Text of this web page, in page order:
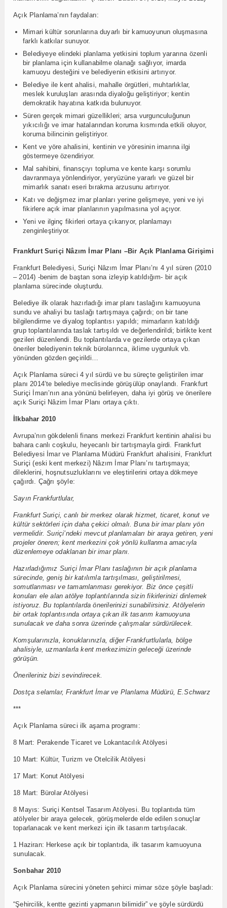
Açık Planlama’nın faydaları:
Mimari kültür sorunlarına duyarlı bir kamuoyunun oluşmasına
farklı katkılar sunuyor.
Belediyeye elindeki planlama yetkisini toplum yararına özenli
bir planlama için kullanabilme olanağı sağlıyor, imarda
kamuoyu desteğini ve belediyenin etkisini artırıyor.
Belediye ile kent ahalisi, mahalle örgütleri, muhtarlıklar,
meslek kuruluşları arasında diyaloğu geliştiriyor; kentin
demokratik hayatına katkıda bulunuyor.
Süren gerçek mimari güzellikleri; arsa vurgunculuğunun
yıkıcılığı ve imar hatalarından koruma kısmında etkili oluyor,
koruma bilincinin geliştiriyor.
Kent ve yöre ahalisini, kentinin ve yöresinin imarına ilgi
göstermeye özendiriyor.
Mal sahibini, finansçıyı topluma ve kente karşı sorumlu
davranmaya yönlendiriyor, yeryüzüne yararlı ve güzel bir
mimarlık sanatı eseri bırakma arzusunu artırıyor.
Katı ve değişmez imar planları yerine gelişmeye, yeni ve iyi
fikirlere açık imar planlarının yapılmasına yol açıyor.
Yeni ve ilginç fikirleri ortaya çıkarıyor, planlamayı
zenginleştiriyor.
Frankfurt Suriçi Nâzım İmar Planı –Bir Açık Planlama Girişimi
Frankfurt Belediyesi, Suriçi Nâzım İmar Planı’nı 4 yıl süren (2010
– 2014) -benim de baştan sona izleyip katıldığım- bir açık
planlama sürecinde oluşturdu.
Belediye ilk olarak hazırladığı imar planı taslağını kamuoyuna
sundu ve ahaliyi bu taslağı tartışmaya çağırdı; on bir tane
bilgilendirme ve diyalog toplantısı yapıldı; mimarların katıldığı
grup toplantılarında taslak tartışıldı ve değerlendirildi; birlikte kent
gezileri düzenlendi. Bu toplantılarda ve gezilerde ortaya çıkan
öneriler belediyenin teknik bürolarınca, iklime uygunluk vb.
yönünden gözden geçirildi…
Açık Planlama süreci 4 yıl sürdü ve bu süreçte geliştirilen imar
planı 2014’te belediye meclisinde görüşülüp onaylandı. Frankfurt
Suriçi İmarı’nın ana yönünü belirleyen, daha iyi görüş ve önerilere
açık Suriçi Nâzim İmar Planı ortaya çıktı.
İlkbahar 2010
Avrupa’nın gökdelenli finans merkezi Frankfurt kentinin ahalisi bu
bahara canlı coşkulu, heyecanlı bir tartışmayla girdi. Frankfurt
Belediyesi İmar ve Planlama Müdürü Frankfurt ahalisini, Frankfurt
Suriçi (eski kent merkezi) Nâzım İmar Planı’nı tartışmaya;
dileklerini, hoşnutsuzluklarını ve eleştirilerini ortaya dökmeye
çağırdı. Çağrı şöyle:
Sayın Frankfurtlular,
Frankfurt Suriçi, canlı bir merkez olarak hizmet, ticaret, konut ve
kültür sektörleri için daha çekici olmalı. Buna bir imar planı yön
vermelidir. Suriçi’ndeki mevcut planlamaları bir araya getiren, yeni
projeler öneren; kent merkezini çok yönlü kullanma amacıyla
düzenlemeye odaklanan bir imar planı.
Hazırladığımız Suriçi İmar Planı taslağının bir açık planlama
sürecinde, geniş bir katılımla tartışılması, geliştirilmesi,
somutlanması ve tamamlanması gerekiyor. Biz önce çeşitli
konuları ele alan atölye toplantılarında sizin fikirlerinizi dinlemek
istiyoruz. Bu toplantılarda önerilerinizi sunabilirsiniz. Atölyelerin
bir ortak toplantısında ortaya çıkan ilk tasarım kamuoyuna
sunulacak ve daha sonra üzerinde çalışmalar sürdürülecek.
Komşularınızla, konuklarınızla, diğer Frankfurtlularla, bölge
ahalisiyle, uzmanlarla kent merkezimizin geleceği üzerinde
görüşün.
Önerileriniz bizi sevindirecek.
Dostça selamlar, Frankfurt İmar ve Planlama Müdürü, E.Schwarz
***
Açık Planlama süreci ilk aşama programı:
8 Mart: Perakende Ticaret ve Lokantacılık Atölyesi
10 Mart: Kültür, Turizm ve Otelcilik Atölyesi
17 Mart: Konut Atölyesi
18 Mart: Bürolar Atölyesi
8 Mayıs: Suriçi Kentsel Tasarım Atölyesi. Bu toplantıda tüm
atölyeler bir araya gelecek, görüşmelerde elde edilen sonuçlar
toparlanacak ve kent merkezi için ilk tasarım tartışılacak.
1 Haziran: Herkese açık bir toplantıda, ilk tasarım kamuoyuna
sunulacak.
Sonbahar 2010
Açık Planlama sürecini yöneten şehirci mimar söze şöyle başladı:
“Şehircilik, kentte gezinti yapmanın bilimidir” ve şöyle sürdürdü